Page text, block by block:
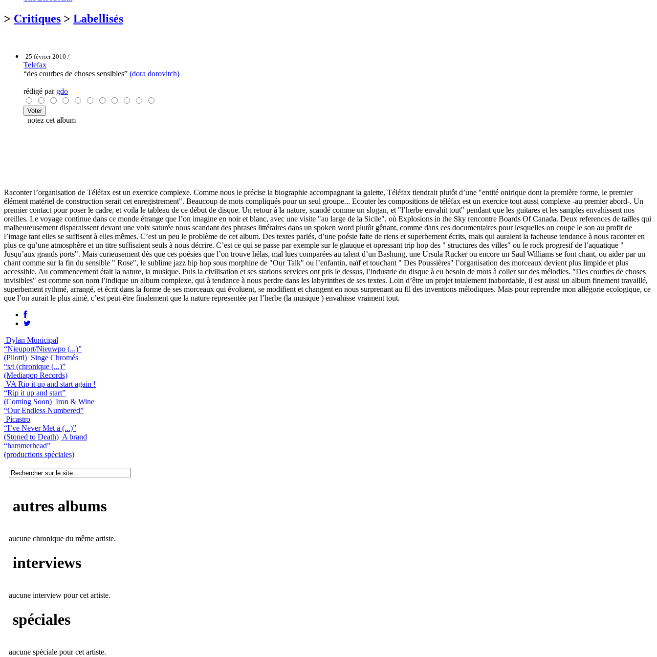
> Critiques > Labellisés
25 février 2010 /
Telefax
“des courbes de choses sensibles” (dora dorovitch)
rédigé par gdo
notez cet album
Raconter l’organisation de Téléfax est un exercice complexe. Comme nous le précise la biographie accompagnant la galette, Téléfax tiendrait plutôt d’une "entité onirique dont la première forme, le premier
élément matériel de construction serait cet enregistrement". Beaucoup de mots compliqués pour un seul groupe... Ecouter les compositions de téléfax est un exercice tout aussi complexe -au premier abord-. Un
premier contact pour poser le cadre, et voila le tableau de ce début de disque. Un retour à la nature, scandé comme un slogan, et "l’herbe envahit tout" pendant que les guitares et les samples envahissent nos
oreilles. Le voyage continue dans ce monde étrange que l’on imagine en noir et blanc, avec une visite "au large de la Sicile", où Explosions in the Sky rencontre Boards Of Canada. Deux references de tailles qui
malheureusement disparaissent devant une voix saturée nous scandant des phrases littéraires dans un spoken word plutôt gênant, comme dans ces documentaires pour lesquelles on coupe le son au profit de
l’image tant elles se suffisent à elles mêmes. C’est un peu le problème de cet album. Des textes parlés, d’une poésie faite de riens et superbement écrits, mais qui auraient la facheuse tendance à nous raconter en
plus ce qu’une atmosphère et un titre suffisaient seuls à nous décrire. C’est ce qui se passe par exemple sur le glauque et opressant trip hop des " structures des villes" ou le rock progresif de l’aquatique "
Jusqu’aux grands ports". Mais curieusement dès que ces poésies que l’on trouve hélas, mal lues comparées au talent d’un Bashung, une Ursula Rucker ou encore un Saul Williams se font chant, ou aider par un
chant comme sur la fin du sensible " Rose", le sublime jazz hip hop sous morphine de "Our Talk" ou l’enfantin, naïf et touchant " Des Poussières" l’organisation des morceaux devient plus limpide et plus
accessible. Au commencement était la nature, la musique. Puis la civilisation et ses stations services ont pris le dessus, l’industrie du disque à eu besoin de mots à coller sur des mélodies. "Des courbes de choses
invisibles" est comme son nom l’indique un album complexe, qui à tendance à nous perdre dans les labyrinthes de ses textes. Loin d’être un projet totalement inabordable, il est aussi un album finement travaillé,
superbement rythmé, arrangé, et écrit dans la forme de ses morceaux qui évoluent, se modifient et changent en nous surprenant au fil des inventions mélodiques. Mais pour reprendre mon allégorie ecologique, ce
que l’on aurait le plus aimé, c’est peut-être finalement que la nature representée par l’herbe (la musique ) envahisse vraiment tout.
Dylan Municipal
“Nieuport/Nieuwpo (...)”
(Pilotti) Singe Chromés
“s/t (chronique (...)”
(Mediapop Records)
VA Rip it up and start again !
“Rip it up and start”
(Coming Soon) Iron & Wine
“Our Endless Numbered”
Picastro
“I’ve Never Met a (...)”
(Stoned to Death) A brand
“hammerhead”
(productions spéciales)
autres albums
aucune chronique du même artiste.
interviews
aucune interview pour cet artiste.
spéciales
aucune spéciale pour cet artiste.